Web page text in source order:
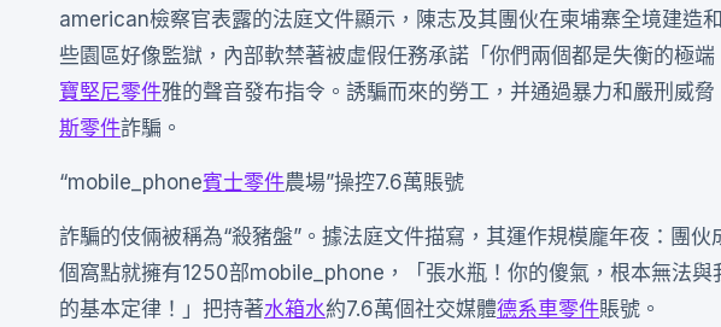
american檢察官表露的法庭文件顯示，陳志及其團伙在柬埔寨全境建造
些園區好像監獄，內部軟禁著被虛假任務承諾「你們兩個都是失衡的極
寶堅尼零件雅的聲音發布指令。誘騙而來的勞工，并通過暴力和嚴刑威
斯零件詐騙。
“mobile_phone賓士零件農場”操控7.6萬賬號
詐騙的伎倆被稱為“殺豬盤”。據法庭文件描寫，其運作規模龐年夜：團
個窩點就擁有1250部mobile_phone，「張水瓶！你的傻氣，根本無法與
的基本定律！」把持著水箱水約7.6萬個社交媒體德系車零件賬號。